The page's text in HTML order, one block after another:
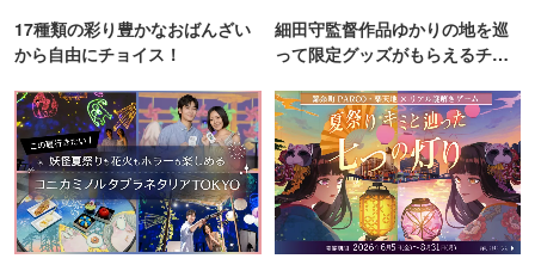
17種類の彩り豊かなおばんざい
から自由にチョイス！
細田守監督作品ゆかりの地を巡
って限定グッズがもらえるチャ